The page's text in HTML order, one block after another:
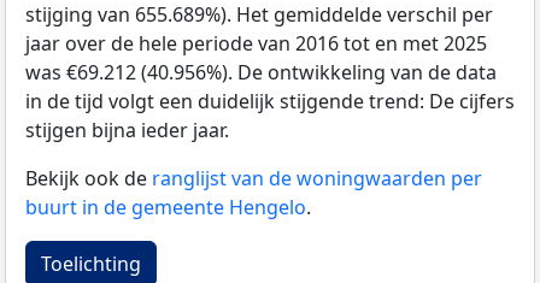
stijging van 655.689%). Het gemiddelde verschil per
jaar over de hele periode van 2016 tot en met 2025
was €69.212 (40.956%). De ontwikkeling van de data
in de tijd volgt een duidelijk stijgende trend: De cijfers
stijgen bijna ieder jaar.
Bekijk ook de ranglijst van de woningwaarden per
buurt in de gemeente Hengelo.
Toelichting